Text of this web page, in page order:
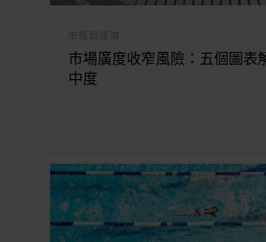
市場廣度收窄風險：五個圖表
中度